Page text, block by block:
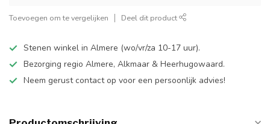
Toevoegen om te vergelijken Deel dit product
Stenen winkel in Almere (wo/vr/za 10-17 uur).
Bezorging regio Almere, Alkmaar & Heerhugowaard.
Neem gerust contact op voor een persoonlijk advies!